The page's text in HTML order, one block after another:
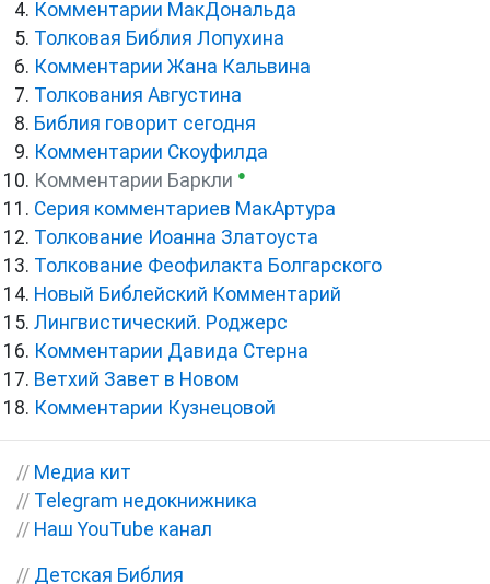
Комментарии МакДональда
Толковая Библия Лопухина
Комментарии Жана Кальвина
Толкования Августина
Библия говорит сегодня
Комментарии Скоуфилда
Комментарии Баркли ●
Серия комментариев МакАртура
Толкование Иоанна Златоуста
Толкование Феофилакта Болгарского
Новый Библейский Комментарий
Лингвистический. Роджерс
Комментарии Давида Стерна
Ветхий Завет в Новом
Комментарии Кузнецовой
// Медиа кит
// Telegram недокнижника
// Наш YouTube канал
// Детская Библия